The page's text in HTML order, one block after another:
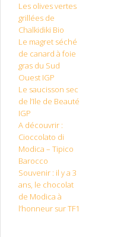
Les olives vertes
grillées de
Chalkidiki Bio
Le magret séché
de canard à foie
gras du Sud
Ouest IGP
Le saucisson sec
de l’Ile de Beauté
IGP
A découvrir :
Cioccolato di
Modica – Tipico
Barocco
Souvenir : il y a 3
ans, le chocolat
de Modica à
l’honneur sur TF1